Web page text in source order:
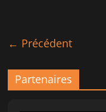
← Précédent
Partenaires